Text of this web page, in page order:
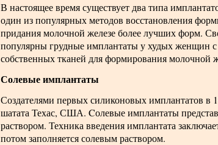
В настоящее время существует два типа
один из популярных методов восстановления
придания молочной железе более лучших форм.
популярны грудные имплантаты у худых женщин
собственных тканей для формирования молочной
Солевые имплантаты
Создателями первых силиконовых имплантатов в
шатата Техас, США. Cолевые имплантаты
раствором. Техника введения имплантата
потом заполняется солевым раствором.